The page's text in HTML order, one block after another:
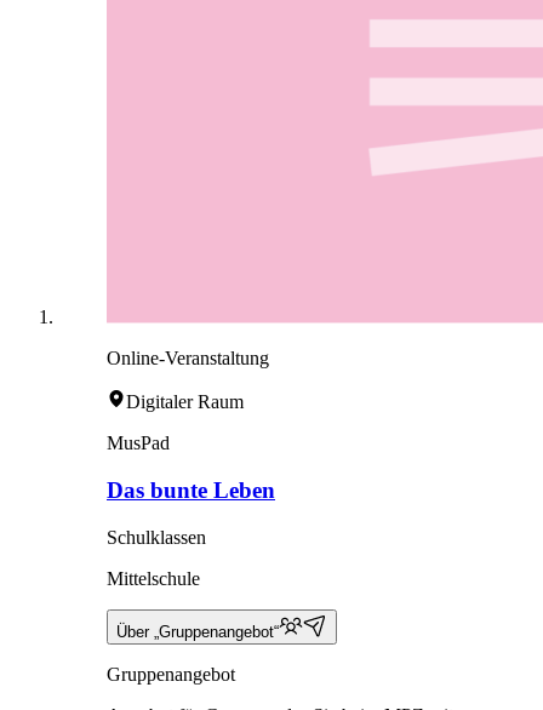
Online-Veranstaltung
Digitaler Raum
MusPad
Das bunte Leben
Schulklassen
Mittelschule
Über „Gruppenangebot“
Gruppenangebot